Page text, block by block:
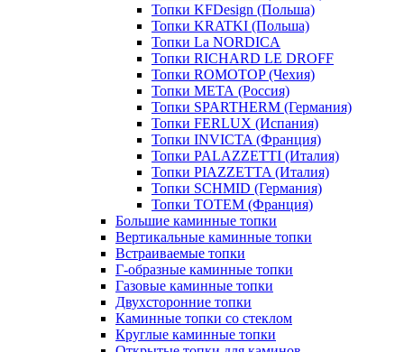
Топки KFDesign (Польша)
Топки KRATKI (Польша)
Топки La NORDICA
Топки RICHARD LE DROFF
Топки ROMOTOP (Чехия)
Топки МЕТА (Россия)
Топки SPARTHERM (Германия)
Топки FERLUX (Испания)
Топки INVICTA (Франция)
Топки PALAZZETTI (Италия)
Топки PIAZZETTA (Италия)
Топки SCHMID (Германия)
Топки TOTEM (Франция)
Большие каминные топки
Вертикальные каминные топки
Встраиваемые топки
Г-образные каминные топки
Газовые каминные топки
Двухсторонние топки
Каминные топки со стеклом
Круглые каминные топки